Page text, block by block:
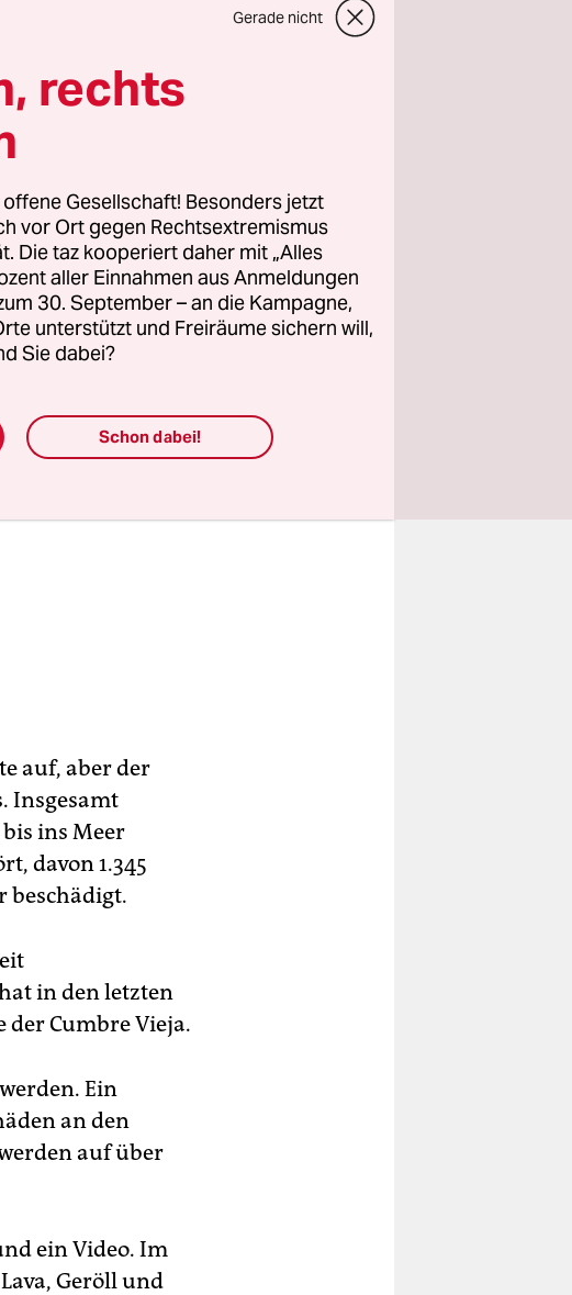
der Vulkan tätig
die Lage hat
Lavaströme liegt.
Kanareninsel La
An
Vieja nach
auf, aber der
Insgesamt
ins Meer
davon 1.345
beschädigt.
in den letzten
der Cumbre Vieja.
Ein
an den
auf über
ein Video. Im
Geröll und
Gerade nicht
rechts
Gesellschaft! Besonders jetzt
vor Ort gegen Rechtsextremismus
Die taz kooperiert daher mit „Alles
aller Einnahmen aus Anmeldungen
30. September – an die Kampagne,
unterstützt und Freiräume sichern will,
Sie dabei?
Schon dabei!